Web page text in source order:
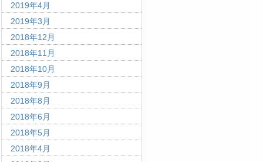
2019年4月
2019年3月
2018年12月
2018年11月
2018年10月
2018年9月
2018年8月
2018年6月
2018年5月
2018年4月